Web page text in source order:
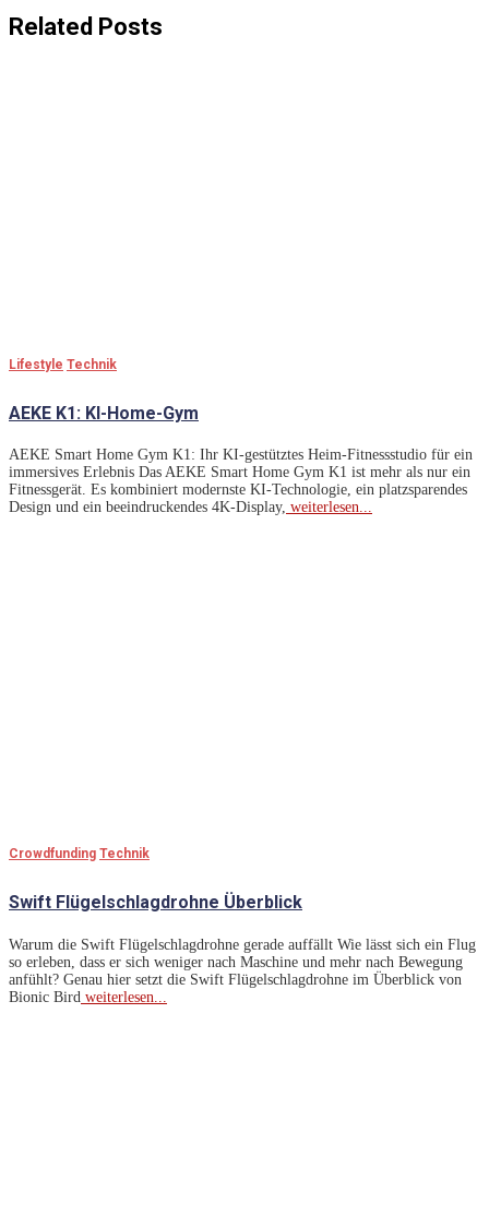
Related Posts
Lifestyle Technik
AEKE K1: KI-Home-Gym
AEKE Smart Home Gym K1: Ihr KI-gestütztes Heim-Fitnessstudio für ein
immersives Erlebnis Das AEKE Smart Home Gym K1 ist mehr als nur ein
Fitnessgerät. Es kombiniert modernste KI-Technologie, ein platzsparendes
Design und ein beeindruckendes 4K-Display, weiterlesen...
Crowdfunding Technik
Swift Flügelschlagdrohne Überblick
Warum die Swift Flügelschlagdrohne gerade auffällt Wie lässt sich ein Flug
so erleben, dass er sich weniger nach Maschine und mehr nach Bewegung
anfühlt? Genau hier setzt die Swift Flügelschlagdrohne im Überblick von
Bionic Bird weiterlesen...